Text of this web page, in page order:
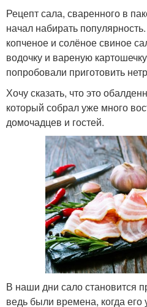
Рецепт сала, сваренного в
начал набирать
копченое и солёное свиное
водочку и вареную
попробовали приготовить
Хочу сказать, что это
который собрал уже много
домочадцев и гостей.
В наши дни сало становится
ведь были времена, когда его